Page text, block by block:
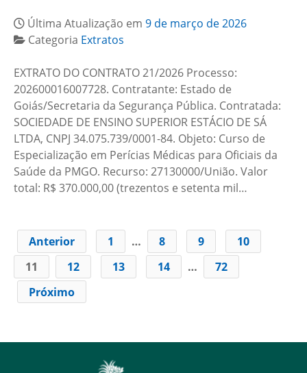
Última Atualização em 9 de março de 2026
Categoria Extratos
EXTRATO DO CONTRATO 21/2026 Processo:
202600016007728. Contratante: Estado de
Goiás/Secretaria da Segurança Pública. Contratada:
SOCIEDADE DE ENSINO SUPERIOR ESTÁCIO DE SÁ
LTDA, CNPJ 34.075.739/0001-84. Objeto: Curso de
Especialização em Perícias Médicas para Oficiais da
Saúde da PMGO. Recurso: 27130000/União. Valor
total: R$ 370.000,00 (trezentos e setenta mil…
Anterior 1 … 8 9
10
11
12 13 14 …
72
Próximo